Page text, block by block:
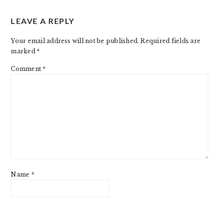
INTERACTIONS
LEAVE A REPLY
Your email address will not be published. Required fields are
marked*
Comment*
Name *